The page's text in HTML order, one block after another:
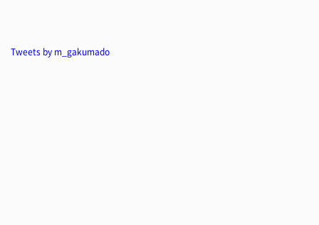
Tweets by m_gakumado